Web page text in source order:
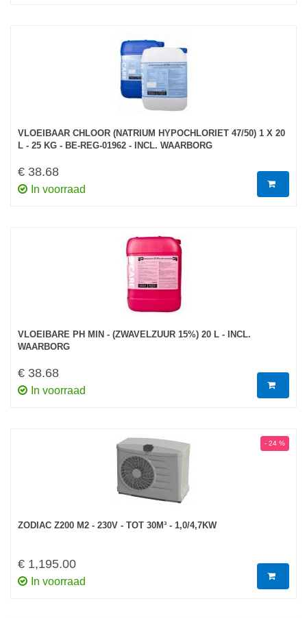
VLOEIBAAR CHLOOR (NATRIUM HYPOCHLORIET 47/50) 1 X 20
L - 25 KG - BE-REG-01962 - INCL. WAARBORG
€ 38.68
In voorraad
VLOEIBARE PH MIN - (ZWAVELZUUR 15%) 20 L - INCL.
WAARBORG
€ 38.68
In voorraad
- 24 %
ZODIAC Z200 M2 - 230V - TOT 30M³ - 1,0/4,7KW
€ 1,195.00
In voorraad